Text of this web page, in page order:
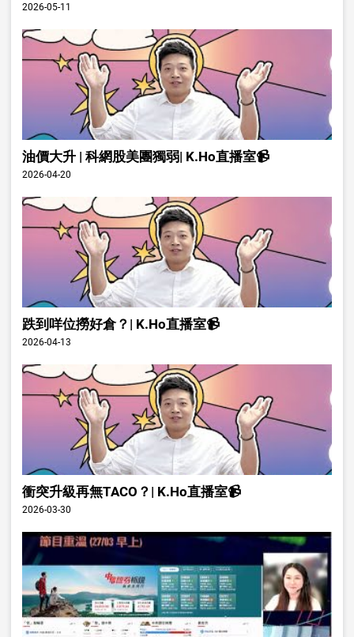
2026-05-11
油價大升 | 科網股美團獨弱| K.Ho直播室📹
2026-04-20
跌到咩位撈好倉？| K.Ho直播室📹
2026-04-13
衝突升級再無TACO？| K.Ho直播室📹
2026-03-30